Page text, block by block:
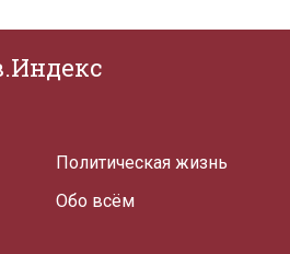
Политическая жизнь
Обо всём